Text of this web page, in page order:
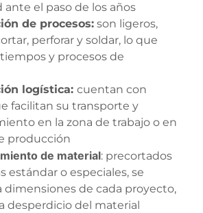
ante el paso de los años
de procesos: son ligeros,
perforar y soldar, lo que
y procesos de
logística: cuentan con
facilitan su transporte y
en la zona de trabajo o en
producción
de material: precortados
estándar o especiales, se
dimensiones de cada proyecto,
desperdicio del material